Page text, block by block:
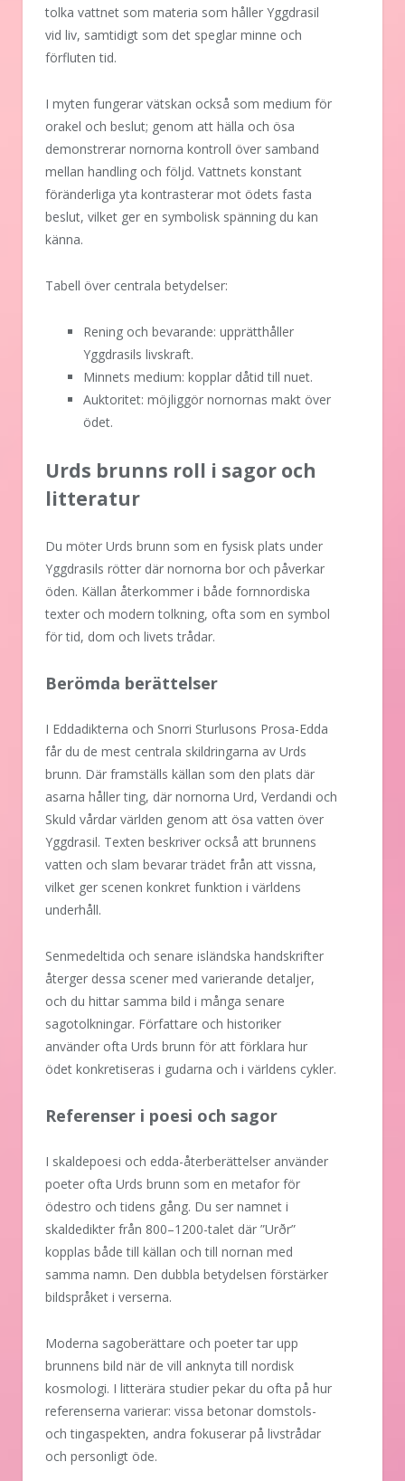
tolka vattnet som materia som håller Yggdrasil
vid liv, samtidigt som det speglar minne och
förfluten tid.
I myten fungerar vätskan också som medium för
orakel och beslut; genom att hälla och ösa
demonstrerar nornorna kontroll över samband
mellan handling och följd. Vattnets konstant
föränderliga yta kontrasterar mot ödets fasta
beslut, vilket ger en symbolisk spänning du kan
känna.
Tabell över centrala betydelser:
Rening och bevarande: upprätthåller
Yggdrasils livskraft.
Minnets medium: kopplar dåtid till nuet.
Auktoritet: möjliggör nornornas makt över
ödet.
Urds brunns roll i sagor och
litteratur
Du möter Urds brunn som en fysisk plats under
Yggdrasils rötter där nornorna bor och påverkar
öden. Källan återkommer i både fornnordiska
texter och modern tolkning, ofta som en symbol
för tid, dom och livets trådar.
Berömda berättelser
I Eddadikterna och Snorri Sturlusons Prosa-Edda
får du de mest centrala skildringarna av Urds
brunn. Där framställs källan som den plats där
asarna håller ting, där nornorna Urd, Verdandi och
Skuld vårdar världen genom att ösa vatten över
Yggdrasil. Texten beskriver också att brunnens
vatten och slam bevarar trädet från att vissna,
vilket ger scenen konkret funktion i världens
underhåll.
Senmedeltida och senare isländska handskrifter
återger dessa scener med varierande detaljer,
och du hittar samma bild i många senare
sagotolkningar. Författare och historiker
använder ofta Urds brunn för att förklara hur
ödet konkretiseras i gudarna och i världens cykler.
Referenser i poesi och sagor
I skaldepoesi och edda-återberättelser använder
poeter ofta Urds brunn som en metafor för
ödestro och tidens gång. Du ser namnet i
skaldedikter från 800–1200-talet där ”Urðr”
kopplas både till källan och till nornan med
samma namn. Den dubbla betydelsen förstärker
bildspråket i verserna.
Moderna sagoberättare och poeter tar upp
brunnens bild när de vill anknyta till nordisk
kosmologi. I litterära studier pekar du ofta på hur
referenserna varierar: vissa betonar domstols-
och tingaspekten, andra fokuserar på livstrådar
och personligt öde.